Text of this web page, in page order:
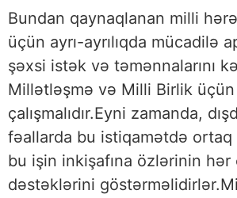
Bundan qaynaqlanan milli
üçün ayrı-ayrılıqda mücadilə
şəxsi istək və təmənnalarını
Millətləşmə və Milli Birlik üçün
çalışmalıdır.Eyni zamanda,
fəallarda bu istiqamətdə ortaq
bu işin inkişafına özlərinin hər
dəstəklərini